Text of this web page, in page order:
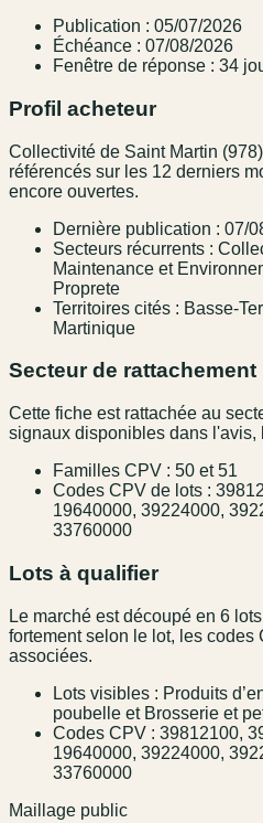
Publication : 05/07/2026
Échéance : 07/08/2026
Fenêtre de réponse : 34
Profil acheteur
Collectivité de Saint Martin
référencés sur les 12 derniers
encore ouvertes.
Dernière publication : 07/
Secteurs récurrents :
Maintenance et
Proprete
Territoires cités : Basse-
Martinique
Secteur de rattachement
Cette fiche est rattachée au
signaux disponibles dans l'avis,
Familles CPV : 50 et 51
Codes CPV de lots :
19640000, 39224000,
33760000
Lots à qualifier
Le marché est découpé en 6
fortement selon le lot, les codes
associées.
Lots visibles : Produits
poubelle et Brosserie et
Codes CPV : 39812100,
19640000, 39224000,
33760000
Maillage public